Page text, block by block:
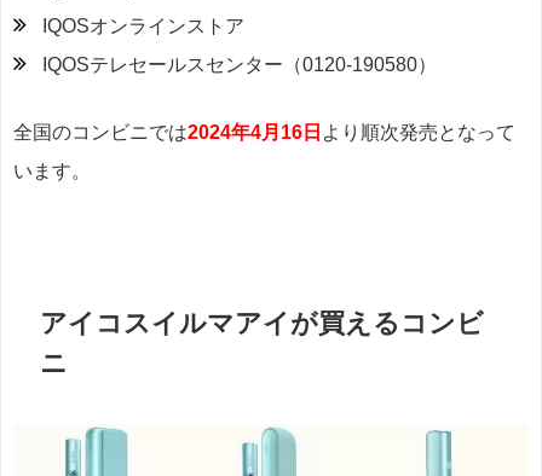
IQOSオンラインストア
IQOSテレセールスセンター（0120-190580）
全国のコンビニでは2024年4月16日 より順次発売となって
います。
アイコスイルマアイが買えるコンビ
ニ